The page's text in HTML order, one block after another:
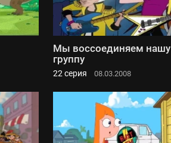
Мы воссоединяем нашу
группу
22 серия 08.03.2008